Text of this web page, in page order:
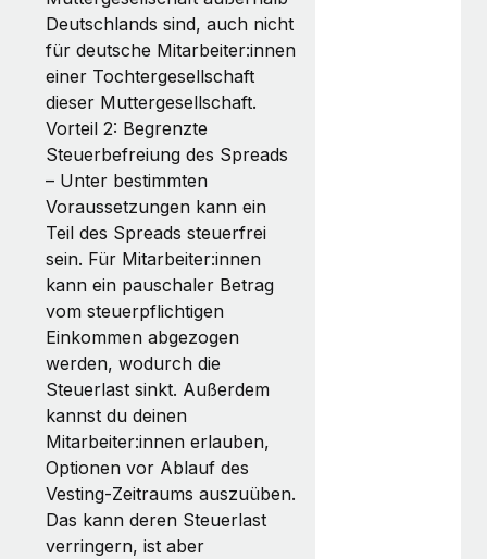
Deutschlands sind, auch nicht
für deutsche Mitarbeiter:innen
einer Tochtergesellschaft
dieser Muttergesellschaft.
Vorteil 2: Begrenzte
Steuerbefreiung des Spreads
– Unter bestimmten
Voraussetzungen kann ein
Teil des Spreads steuerfrei
sein. Für Mitarbeiter:innen
kann ein pauschaler Betrag
vom steuerpflichtigen
Einkommen abgezogen
werden, wodurch die
Steuerlast sinkt. Außerdem
kannst du deinen
Mitarbeiter:innen erlauben,
Optionen vor Ablauf des
Vesting‑Zeitraums auszuüben.
Das kann deren Steuerlast
verringern, ist aber